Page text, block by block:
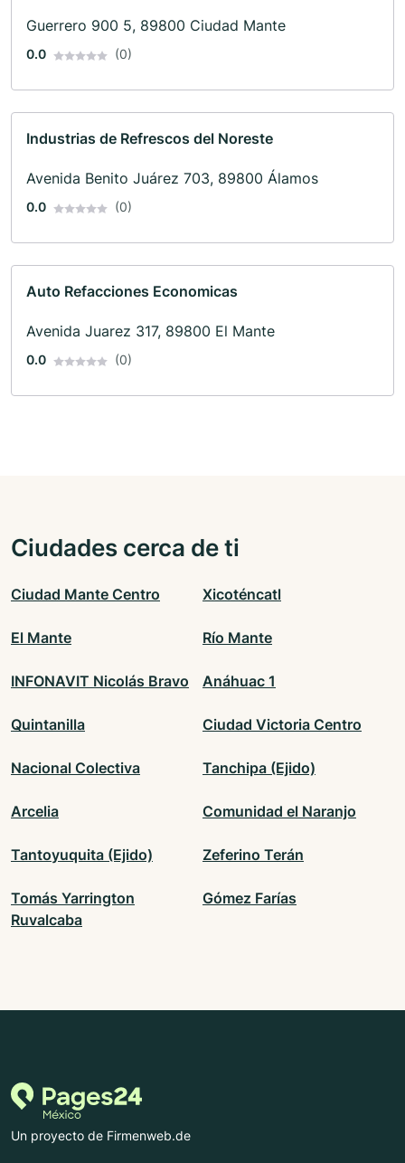
Guerrero 900 5, 89800 Ciudad Mante
0.0 (0)
Industrias de Refrescos del Noreste
Avenida Benito Juárez 703, 89800 Álamos
0.0 (0)
Auto Refacciones Economicas
Avenida Juarez 317, 89800 El Mante
0.0 (0)
Ciudades cerca de ti
Ciudad Mante Centro Xicoténcatl
El Mante Río Mante
INFONAVIT Nicolás Bravo Anáhuac 1
Quintanilla Ciudad Victoria Centro
Nacional Colectiva Tanchipa (Ejido)
Arcelia Comunidad el Naranjo
Tantoyuquita (Ejido) Zeferino Terán
Tomás Yarrington
Ruvalcaba
Gómez Farías
Un proyecto de Firmenweb.de